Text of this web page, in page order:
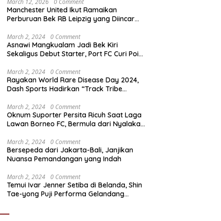
March 12, 2026 0 Comment
Manchester United Ikut Ramaikan
Perburuan Bek RB Leipzig yang Diincar
March 2, 2024 0 Comment
Asnawi Mangkualam Jadi Bek Kiri
Sekaligus Debut Starter, Port FC Curi Poin
March 2, 2024 0 Comment
Rayakan World Rare Disease Day 2024,
Dash Sports Hadirkan “Track Tribe
March 2, 2024 0 Comment
Oknum Suporter Persita Ricuh Saat Laga
Lawan Borneo FC, Bermula dari Nyalakan
March 2, 2024 0 Comment
Bersepeda dari Jakarta-Bali, Janjikan
Nuansa Pemandangan yang Indah
March 2, 2024 0 Comment
Temui Ivar Jenner Setiba di Belanda, Shin
Tae-yong Puji Performa Gelandang